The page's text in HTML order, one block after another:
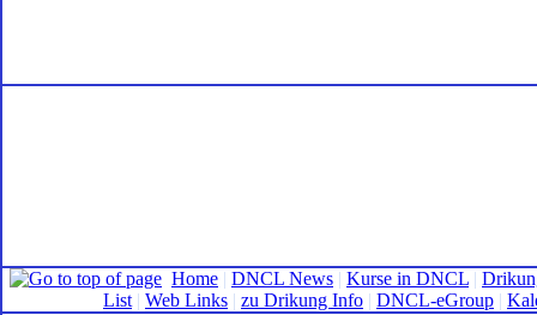
Home | DNCL News | Kurse in DNCL |
List | Web Links | zu Drikung Info | DNCL-eGroup |